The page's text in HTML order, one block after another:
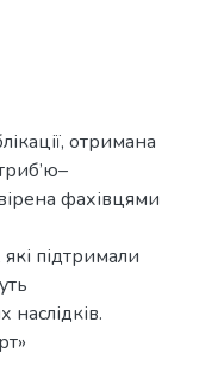
отримана
фахівцями
підтримали